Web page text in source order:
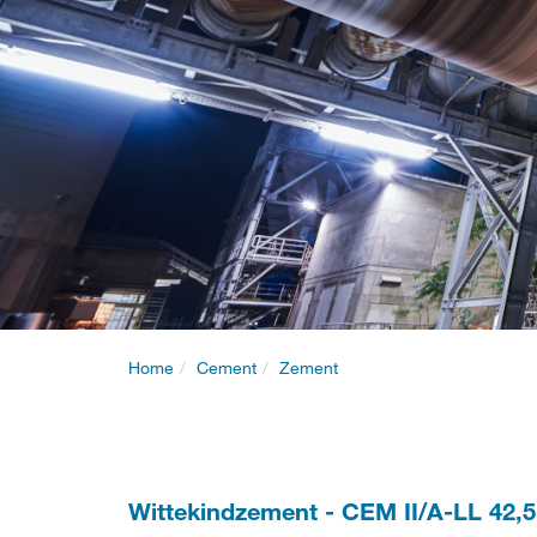
Home Cement Zement
Wittekindzement - CEM II/A-LL